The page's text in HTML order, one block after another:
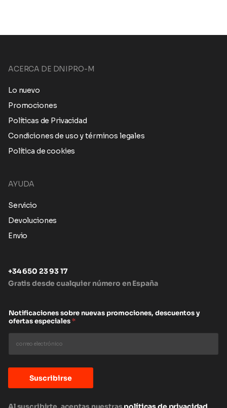
ACERCA DE DNIPRO-M
Lo nuevo
Promociones
Políticas de Privacidad
Condiciones de uso y términos legales
Política de cookies
AYUDA
Servicio
Devoluciones
Envio
+34 650 23 93 17
Gratis desde cualquier número en España
Notificaciones sobre nuevas promociones, descuentos y
ofertas especiales*
Suscribirse